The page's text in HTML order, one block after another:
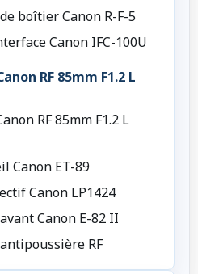
boîtier Canon R-F-5
Canon IFC-100U
RF 85mm F1.2 L
RF 85mm F1.2 L
Canon ET-89
Canon LP1424
Canon E-82 II
RF